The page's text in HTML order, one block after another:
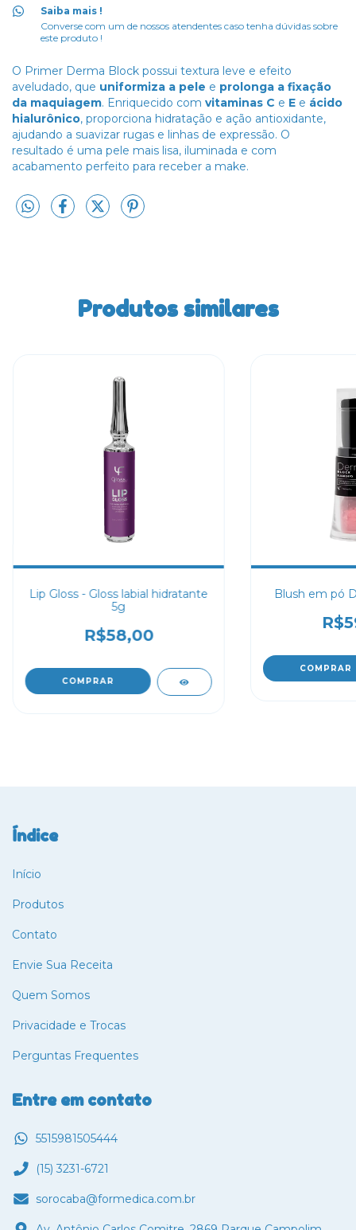
Saiba mais !
Converse com um de nossos atendentes caso tenha dúvidas sobre
este produto !
O Primer Derma Block possui textura leve e efeito
aveludado, que uniformiza a pele e prolonga a fixação
da maquiagem. Enriquecido com vitaminas C e E e ácido
hialurônico, proporciona hidratação e ação antioxidante,
ajudando a suavizar rugas e linhas de expressão. O
resultado é uma pele mais lisa, iluminada e com
acabamento perfeito para receber a make.
Produtos similares
Lip Gloss - Gloss labial hidratante
5g
R$58,00
Blush em pó
Índice
Início
Produtos
Contato
Envie Sua Receita
Quem Somos
Privacidade e Trocas
Perguntas Frequentes
Entre em contato
5515981505444
(15) 3231-6721
sorocaba@formedica.com.br